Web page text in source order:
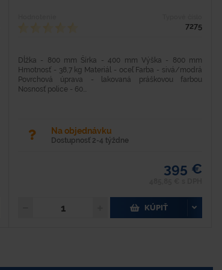
7275
Dĺžka - 800 mm Šírka - 400 mm Výška - 800 mm
Hmotnosť - 38,7 kg Materiál - oceľ Farba - sivá/modrá
Povrchová úprava - lakovaná práškovou farbou
Nosnosť police - 60...
Na objednávku
Dostupnosť 2-4 týždne
395 €
KÚPIŤ